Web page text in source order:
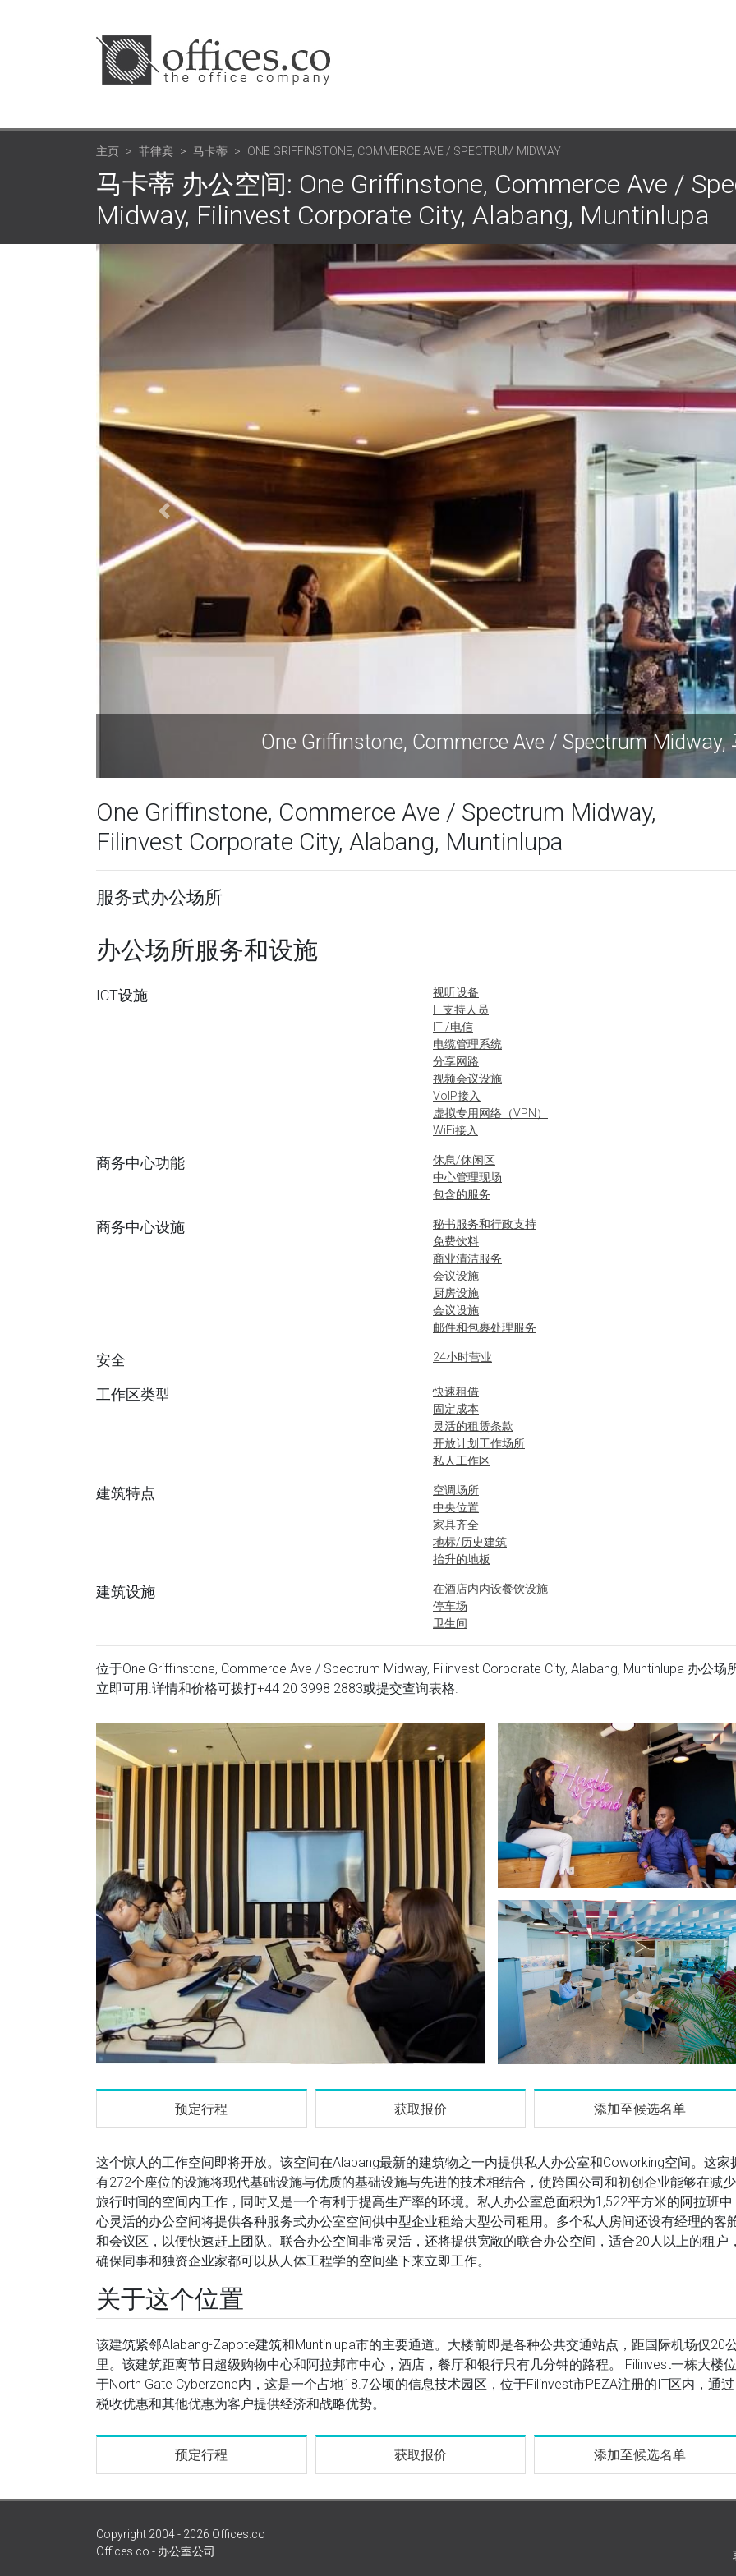
主页 菲律宾 马卡蒂 ONE GRIFFINSTONE, COMMERCE AVE / SPECTRUM MIDWAY
马卡蒂 办公空间: One Griffinstone, Commerce Ave /
Midway, Filinvest Corporate City, Alabang, Muntinlupa
One Griffinstone, Commerce Ave / Spectrum
One Griffinstone, Commerce Ave / Spectrum Midway,
Filinvest Corporate City, Alabang, Muntinlupa
服务式办公场所
办公场所服务和设施
ICT设施
视听设备
IT支持人员
IT /电信
电缆管理系统
分享网路
视频会议设施
VoIP接入
虚拟专用网络（VPN）
WiFi接入
商务中心功能
休息/休闲区
中心管理现场
包含的服务
商务中心设施
秘书服务和行政支持
免费饮料
商业清洁服务
会议设施
厨房设施
会议设施
邮件和包裹处理服务
安全 24小时营业
工作区类型
快速租借
固定成本
灵活的租赁条款
开放计划工作场所
私人工作区
建筑特点
空调场所
中央位置
家具齐全
地标/历史建筑
抬升的地板
建筑设施
在酒店内内设餐饮设施
停车场
卫生间
位于One Griffinstone, Commerce Ave / Spectrum Midway, Filinvest Corporate City, Alabang, Muntinlupa 办公场
立即可用.详情和价格可拨打+44 20 3998 2883或提交查询表格.
预定行程 获取报价 添加至候选名单
这个惊人的工作空间即将开放。该空间在Alabang最新的建筑物之一内提供私人办公室和Coworking空间。这家
有272个座位的设施将现代基础设施与优质的基础设施与先进的技术相结合，使跨国公司和初创企业能够在减少
旅行时间的空间内工作，同时又是一个有利于提高生产率的环境。私人办公室总面积为1,522平方米的阿拉班中
心灵活的办公空间将提供各种服务式办公室空间供中型企业租给大型公司租用。多个私人房间还设有经理的客
和会议区，以便快速赶上团队。联合办公空间非常灵活，还将提供宽敞的联合办公空间，适合20人以上的租户
确保同事和独资企业家都可以从人体工程学的空间坐下来立即工作。
关于这个位置
该建筑紧邻Alabang-Zapote建筑和Muntinlupa市的主要通道。大楼前即是各种公共交通站点，距国际机场仅20
里。该建筑距离节日超级购物中心和阿拉邦市中心，酒店，餐厅和银行只有几分钟的路程。 Filinvest一栋大楼位
于North Gate Cyberzone内，这是一个占地18.7公顷的信息技术园区，位于Filinvest市PEZA注册的IT区内，通过
税收优惠和其他优惠为客户提供经济和战略优势。
预定行程 获取报价 添加至候选名单
Copyright 2004 - 2026 Offices.co
Offices.co - 办公室公司